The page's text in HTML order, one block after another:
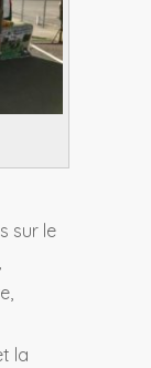
sur le
la